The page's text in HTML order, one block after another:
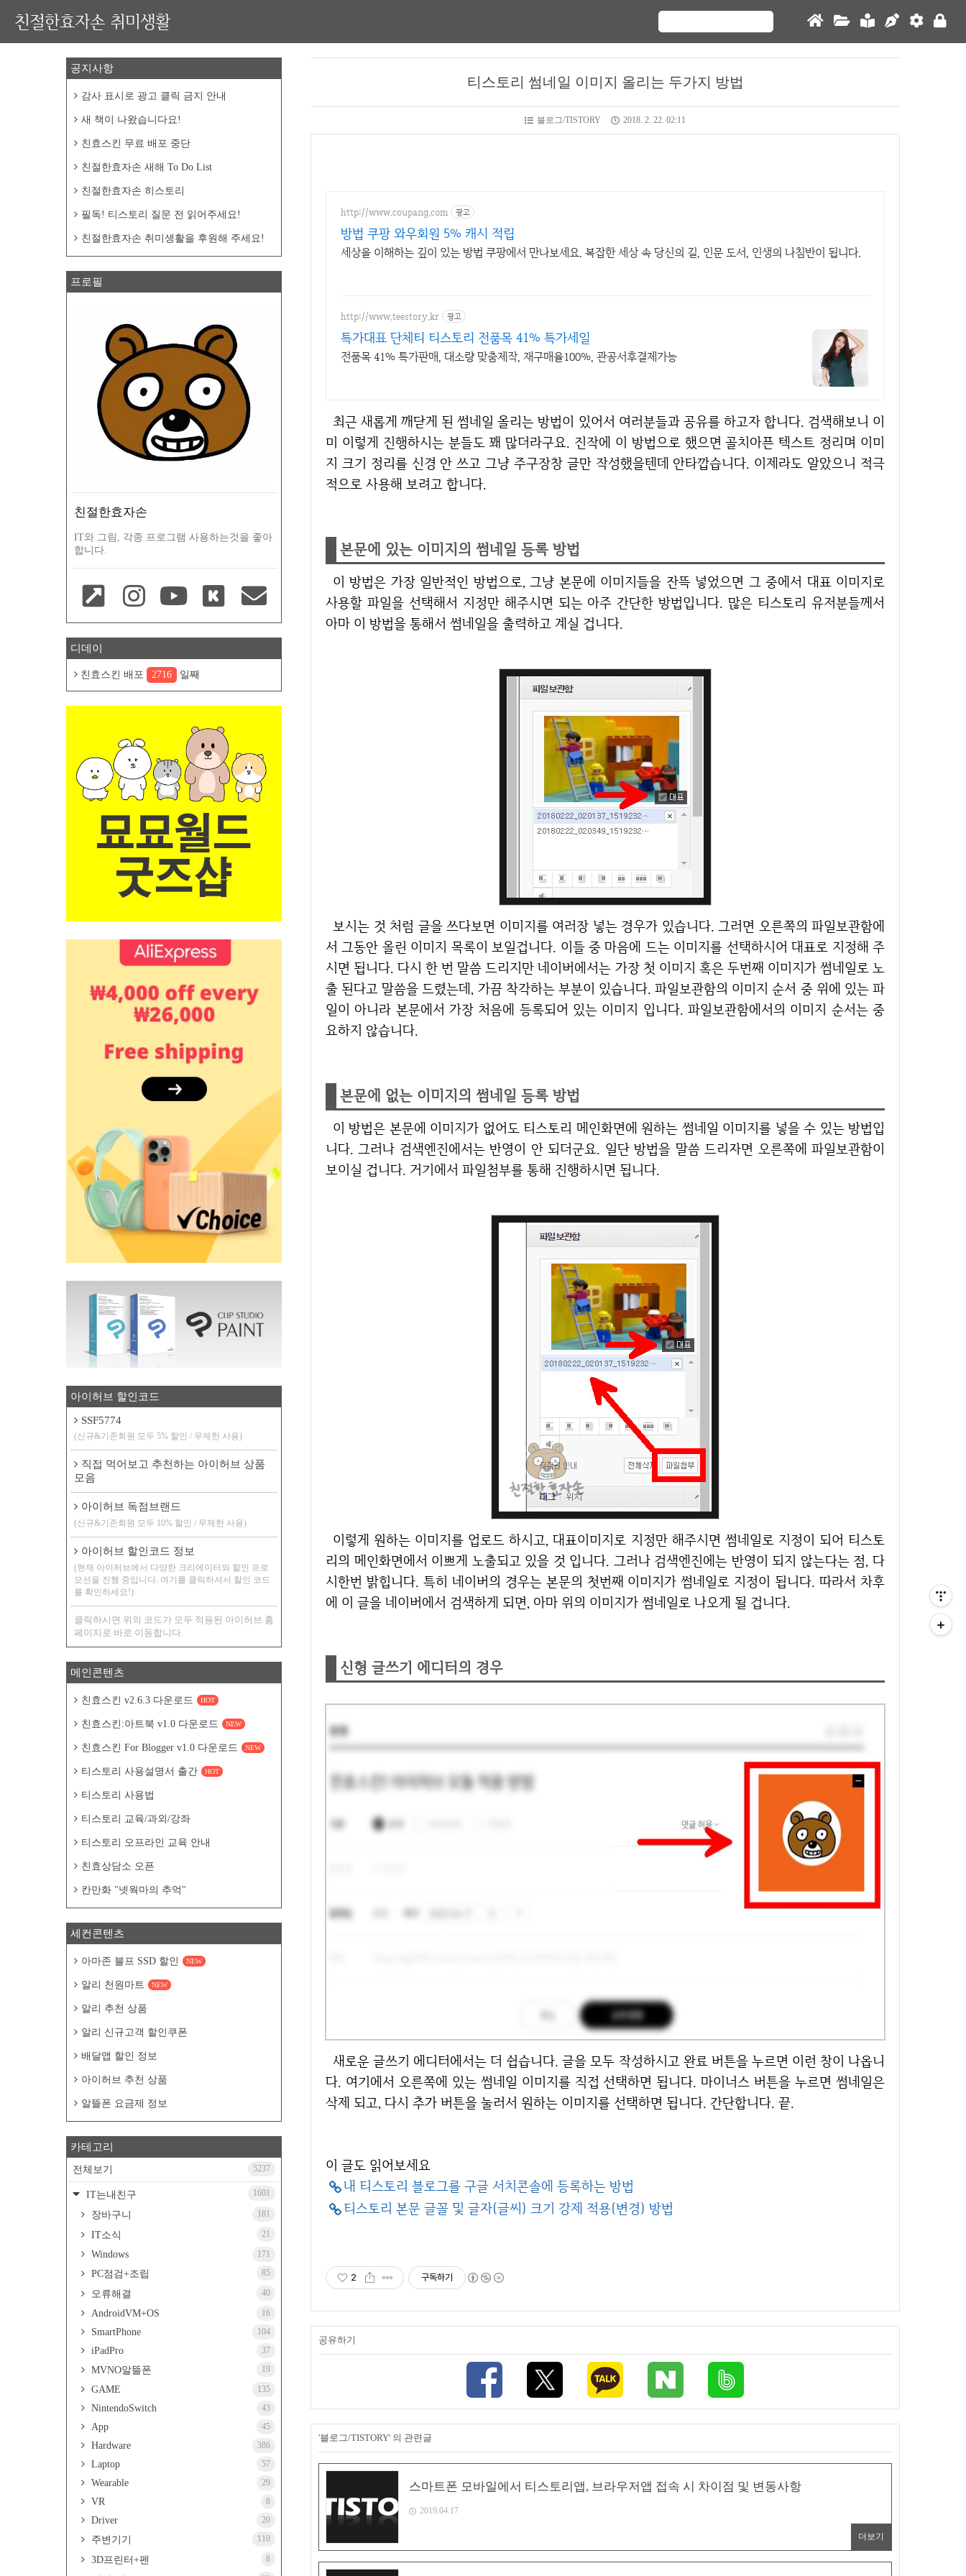
친절한효자손 취미생활
티스토리 썸네일 이미지 올리는 두가지 방법
블로그/TISTORY 2018. 2. 22. 02:11
http://www.coupang.com 광고
방법 쿠팡 와우회원 5% 캐시 적립
세상을 이해하는 깊이 있는 방법 쿠팡에서 만나보세요. 복잡한 세상 속 당신의 길, 인문 도서, 인생의 나침반이 됩니다.
http://www.teestory.kr 광고
특가대표 단체티 티스토리 전품목 41% 특가세일
전품목 41% 특가판매, 대소량 맞춤제작, 재구매율100%, 관공서후결제가능
최근 새롭게 깨닫게 된 썸네일 올리는 방법이 있어서 여러분들과 공유를 하고자 합니다. 검색해보니 이
미 이렇게 진행하시는 분들도 꽤 많더라구요. 진작에 이 방법으로 했으면 골치아픈 텍스트 정리며 이미
지 크기 정리를 신경 안 쓰고 그냥 주구장창 글만 작성했을텐데 안타깝습니다. 이제라도 알았으니 적극
적으로 사용해 보려고 합니다.
본문에 있는 이미지의 썸네일 등록 방법
이 방법은 가장 일반적인 방법으로, 그냥 본문에 이미지들을 잔뜩 넣었으면 그 중에서 대표 이미지로
사용할 파일을 선택해서 지정만 해주시면 되는 아주 간단한 방법입니다. 많은 티스토리 유저분들께서
아마 이 방법을 통해서 썸네일을 출력하고 계실 겁니다.
보시는 것 처럼 글을 쓰다보면 이미지를 여러장 넣는 경우가 있습니다. 그러면 오른쪽의 파일보관함에
서 그동안 올린 이미지 목록이 보일겁니다. 이들 중 마음에 드는 이미지를 선택하시어 대표로 지정해 주
시면 됩니다. 다시 한 번 말씀 드리지만 네이버에서는 가장 첫 이미지 혹은 두번째 이미지가 썸네일로 노
출 된다고 말씀을 드렸는데, 가끔 착각하는 부분이 있습니다. 파일보관함의 이미지 순서 중 위에 있는 파
일이 아니라 본문에서 가장 처음에 등록되어 있는 이미지 입니다. 파일보관함에서의 이미지 순서는 중
요하지 않습니다.
본문에 없는 이미지의 썸네일 등록 방법
이 방법은 본문에 이미지가 없어도 티스토리 메인화면에 원하는 썸네일 이미지를 넣을 수 있는 방법입
니다. 그러나 검색엔진에서는 반영이 안 되더군요. 일단 방법을 말씀 드리자면 오른쪽에 파일보관함이
보이실 겁니다. 거기에서 파일첨부를 통해 진행하시면 됩니다.
이렇게 원하는 이미지를 업로드 하시고, 대표이미지로 지정만 해주시면 썸네일로 지정이 되어 티스토
리의 메인화면에서 이쁘게 노출되고 있을 것 입니다. 그러나 검색엔진에는 반영이 되지 않는다는 점, 다
시한번 밝힙니다. 특히 네이버의 경우는 본문의 첫번째 이미지가 썸네일로 지정이 됩니다. 따라서 차후
에 이 글을 네이버에서 검색하게 되면, 아마 위의 이미지가 썸네일로 나오게 될 겁니다.
신형 글쓰기 에디터의 경우
새로운 글쓰기 에디터에서는 더 쉽습니다. 글을 모두 작성하시고 완료 버튼을 누르면 이런 창이 나옵니
다. 여기에서 오른쪽에 있는 썸네일 이미지를 직접 선택하면 됩니다. 마이너스 버튼을 누르면 썸네일은
삭제 되고, 다시 추가 버튼을 눌러서 원하는 이미지를 선택하면 됩니다. 간단합니다. 끝.
이 글도 읽어보세요
내 티스토리 블로그를 구글 서치콘솔에 등록하는 방법
티스토리 본문 글꼴 및 글자(글씨) 크기 강제 적용(변경) 방법
2 구독하기
공유하기
'블로그/TISTORY' 의 관련글
스마트폰 모바일에서 티스토리앱, 브라우저앱 접속 시 차이점 및 변동사항
2019.04.17
더보기
공지사항
감사 표시로 광고 클릭 금지 안내
새 책이 나왔습니다요!
친효스킨 무료 배포 중단
친절한효자손 새해 To Do List
친절한효자손 히스토리
필독! 티스토리 질문 전 읽어주세요!
친절한효자손 취미생활을 후원해 주세요!
프로필
친절한효자손
IT와 그림, 각종 프로그램 사용하는것을 좋아
합니다.
디데이
친효스킨 배포 2716 일째
아이허브 할인코드
SSF5774
(신규&기존회원 모두 5% 할인 / 무제한 사용)
직접 먹어보고 추천하는 아이허브 상품
모음
아이허브 독점브랜드
(신규&기존회원 모두 10% 할인 / 무제한 사용)
아이허브 할인코드 정보
(현재 아이허브에서 다양한 크리에이터와 할인 프로
모션을 진행 중입니다. 여기를 클릭하셔서 할인 코드
를 확인하세요!)
클릭하시면 위의 코드가 모두 적용된 아이허브 홈
페이지로 바로 이동합니다.
메인콘텐츠
친효스킨 v2.6.3 다운로드 HOT
친효스킨:아트북 v1.0 다운로드 NEW
친효스킨 For Blogger v1.0 다운로드 NEW
티스토리 사용설명서 출간 HOT
티스토리 사용법
티스토리 교육/과외/강좌
티스토리 오프라인 교육 안내
친효상담소 오픈
칸만화 "넷웍마의 추억"
세컨콘텐츠
아마존 블프 SSD 할인 NEW
알리 천원마트 NEW
알리 추천 상품
알리 신규고객 할인쿠폰
배달앱 할인 정보
아이허브 추천 상품
알뜰폰 요금제 정보
카테고리
전체보기 5237
IT는내친구 1601
장바구니 181
IT소식 21
Windows 171
PC점검+조립 85
오류해결 40
AndroidVM+OS 16
SmartPhone 104
iPadPro 37
MVNO알뜰폰 19
GAME 135
NintendoSwitch 43
App 45
Hardware 386
Laptop 57
Wearable 29
VR 8
Driver 20
주변기기 110
3D프린터+펜 8